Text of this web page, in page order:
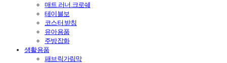
매트.러너.크로쉐
테이블보
코스터.받침
유아용품
주방잡화
생활용품
패브릭가림막